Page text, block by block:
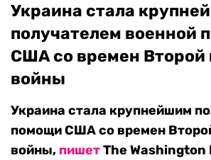
Украина стала
получателем военной
США со времен Второй
войны
Украина стала крупнейшим
помощи США со времен
войны, пишетThe Washington